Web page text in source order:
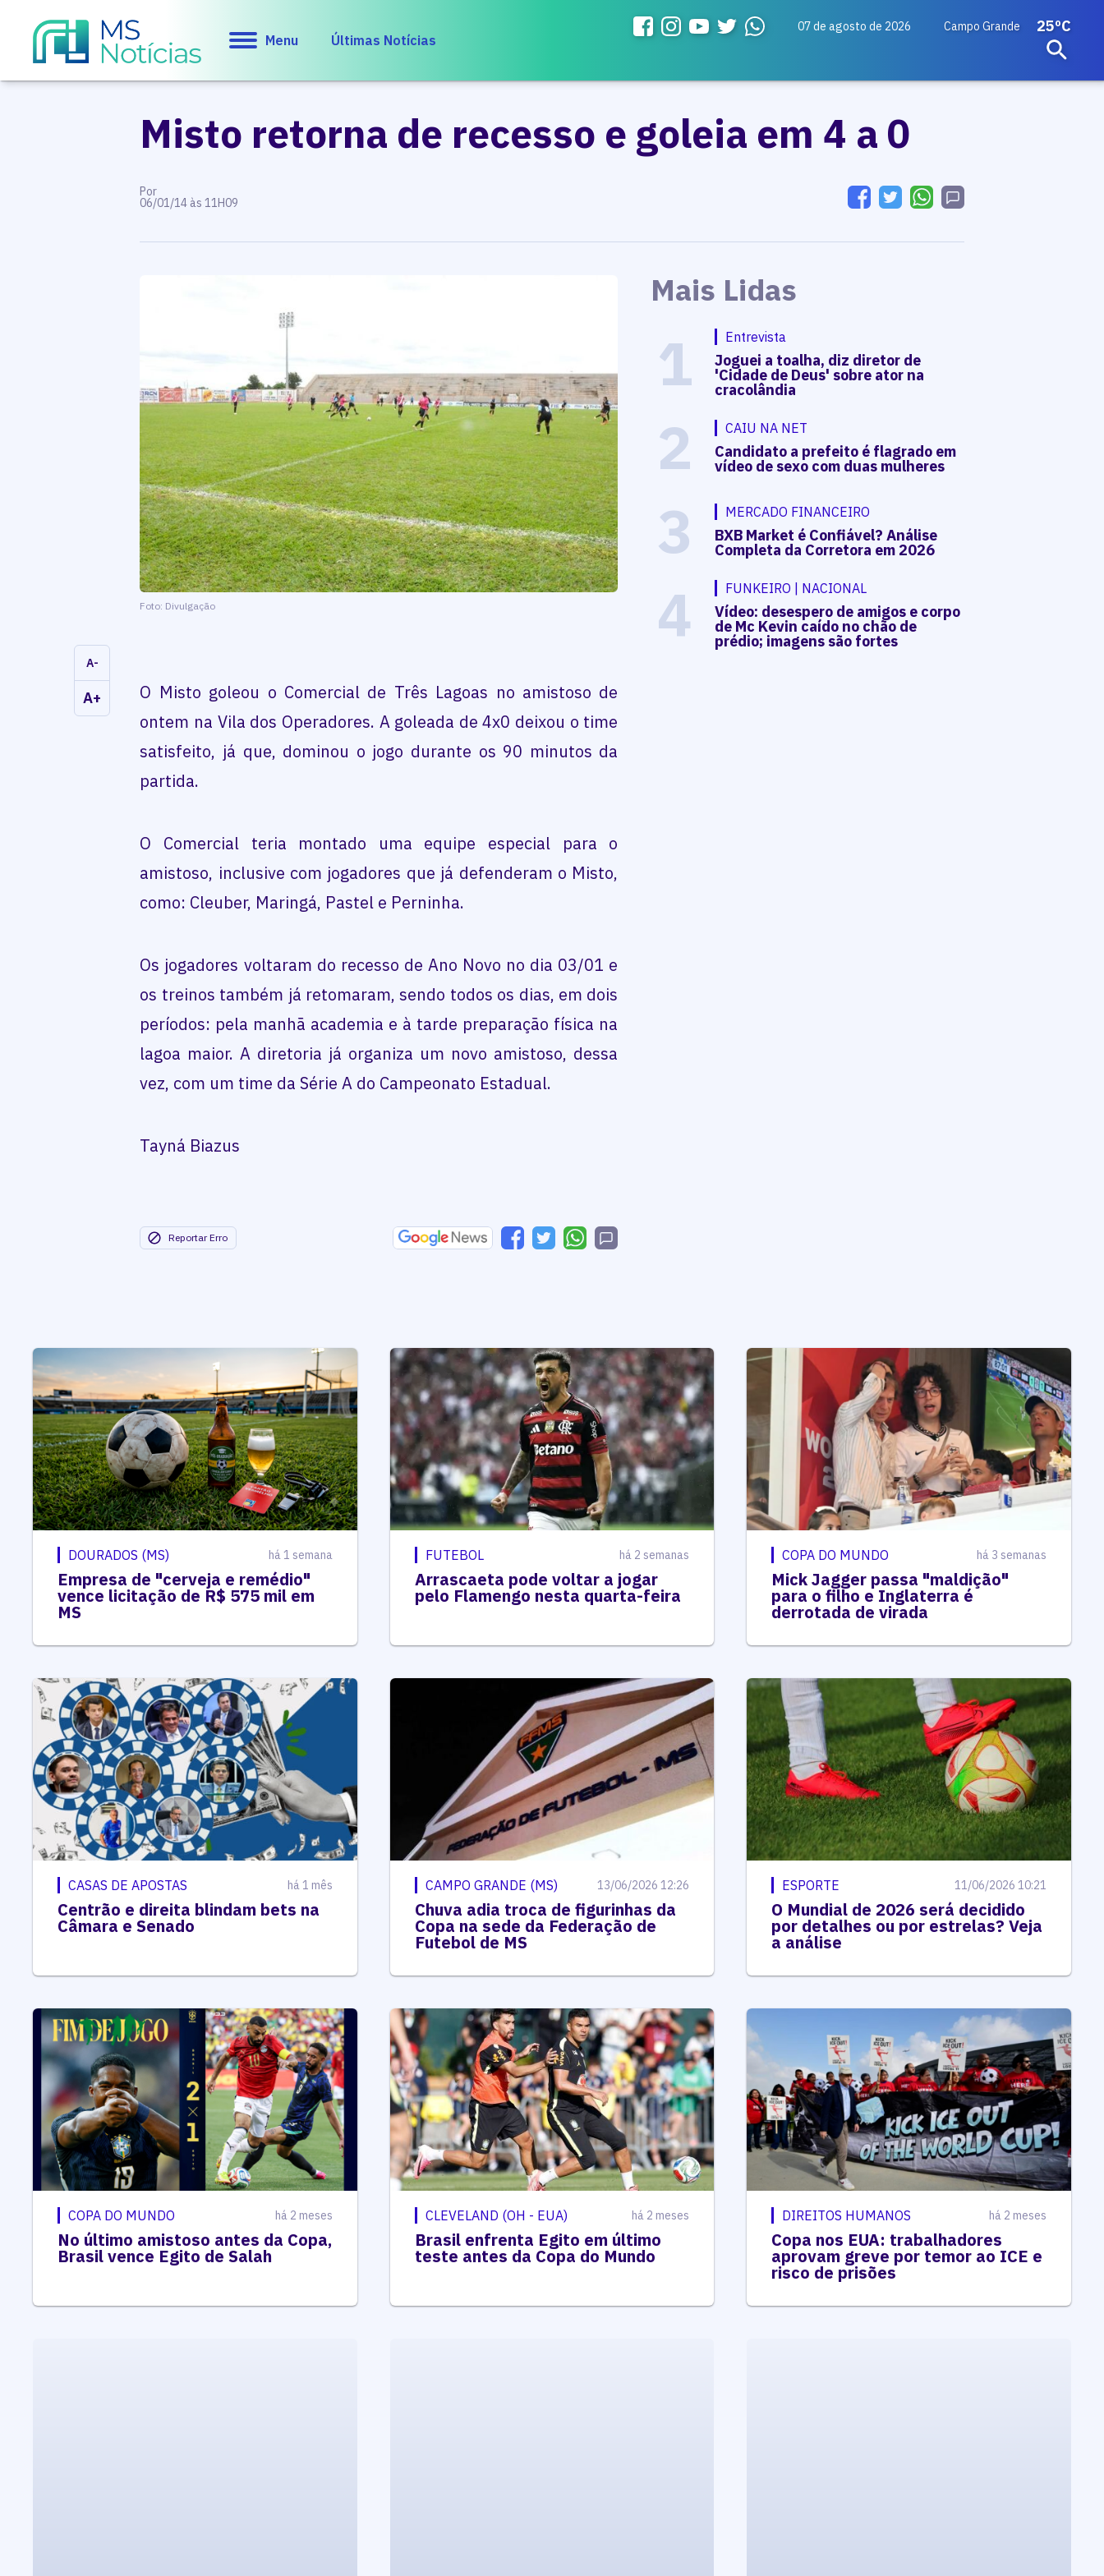
Menu Últimas Notícias
07 de agosto de 2026 Campo Grande 25ºC
Misto retorna de recesso e goleia em 4 a 0
Por
06/01/14 às 11H09
Foto: Divulgação
A-
A+
O Misto goleou o Comercial de Três Lagoas no amistoso de
ontem na Vila dos Operadores. A goleada de 4x0 deixou o time
satisfeito, já que, dominou o jogo durante os 90 minutos da
partida.
O Comercial teria montado uma equipe especial para o
amistoso, inclusive com jogadores que já defenderam o Misto,
como: Cleuber, Maringá, Pastel e Perninha.
Os jogadores voltaram do recesso de Ano Novo no dia 03/01 e
os treinos também já retomaram, sendo todos os dias, em dois
períodos: pela manhã academia e à tarde preparação física na
lagoa maior. A diretoria já organiza um novo amistoso, dessa
vez, com um time da Série A do Campeonato Estadual.
Tayná Biazus
Reportar Erro
Mais Lidas
1 Entrevista
Joguei a toalha, diz diretor de
'Cidade de Deus' sobre ator na
cracolândia
2 CAIU NA NET
Candidato a prefeito é flagrado em
vídeo de sexo com duas mulheres
3 MERCADO FINANCEIRO
BXB Market é Confiável? Análise
Completa da Corretora em 2026
4 FUNKEIRO | NACIONAL
Vídeo: desespero de amigos e corpo
de Mc Kevin caído no chão de
prédio; imagens são fortes
DOURADOS (MS) há 1 semana
Empresa de "cerveja e remédio"
vence licitação de R$ 575 mil em
MS
FUTEBOL há 2 semanas
Arrascaeta pode voltar a jogar
pelo Flamengo nesta quarta-feira
COPA DO MUNDO há 3 semanas
Mick Jagger passa "maldição"
para o filho e Inglaterra é
derrotada de virada
CASAS DE APOSTAS há 1 mês
Centrão e direita blindam bets na
Câmara e Senado
CAMPO GRANDE (MS) 13/06/2026 12:26
Chuva adia troca de figurinhas da
Copa na sede da Federação de
Futebol de MS
ESPORTE 11/06/2026 10:21
O Mundial de 2026 será decidido
por detalhes ou por estrelas? Veja
a análise
COPA DO MUNDO há 2 meses
No último amistoso antes da Copa,
Brasil vence Egito de Salah
CLEVELAND (OH - EUA) há 2 meses
Brasil enfrenta Egito em último
teste antes da Copa do Mundo
DIREITOS HUMANOS há 2 meses
Copa nos EUA: trabalhadores
aprovam greve por temor ao ICE e
risco de prisões